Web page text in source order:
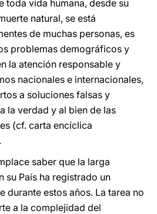
toda vida humana, desde su
natural, se está
de muchas personas, es
problemas demográficos y
la atención responsable y
nacionales e internacionales,
a soluciones falsas y
la verdad y al bien de las
(cf. carta encíclica
saber que la larga
su País ha registrado un
durante estos años. La tarea no
a la complejidad del